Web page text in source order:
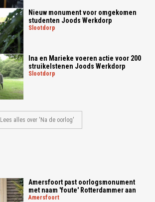
Nieuw monument voor omgekomen
studenten Joods Werkdorp
slootdorp
Ina en Marieke voeren actie voor 200
struikelstenen Joods Werkdorp
slootdorp
Lees alles over 'Na de oorlog'
Amersfoort past oorlogsmonument
met naam 'foute' Rotterdammer aan
amersfoort